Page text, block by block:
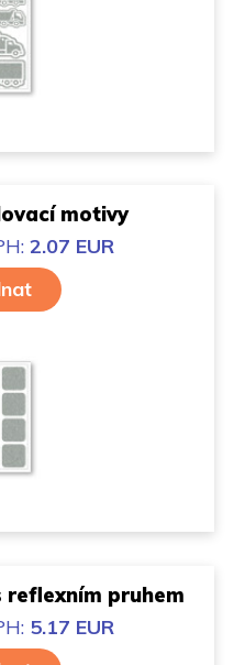
motivy
2.07 EUR
reflexním pruhem
5.17 EUR